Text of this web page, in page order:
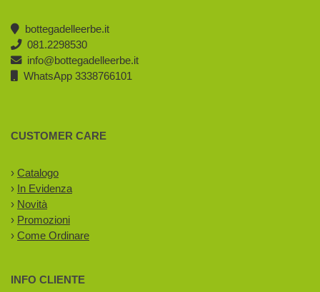
bottegadelleerbe.it
081.2298530
info@bottegadelleerbe.it
WhatsApp 3338766101
CUSTOMER CARE
› Catalogo
› In Evidenza
› Novità
› Promozioni
› Come Ordinare
INFO CLIENTE